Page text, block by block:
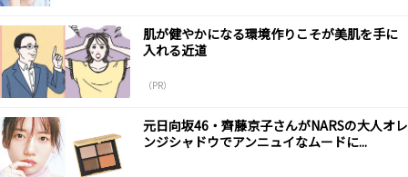
肌が健やかになる環境作りこそが美肌を手に
入れる近道
（PR）
元日向坂46・齊藤京子さんがNARSの大人オレ
ンジシャドウでアンニュイなムードに...